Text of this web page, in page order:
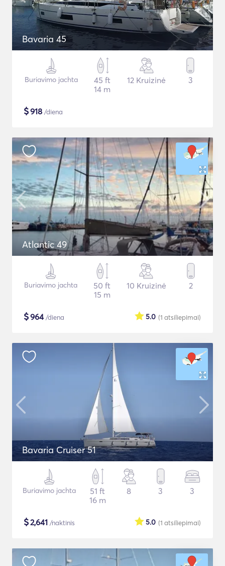
Bavaria 45
Buriavimo jachta
45 ft
14 m
12 Kruizinė 3
$918 /diena
Atlantic 49
Buriavimo jachta
50 ft
15 m
10 Kruizinė 2
$964/diena (1 atsiliepimai)
5.0
Bavaria Cruiser 51
Buriavimo jachta
51 ft
16 m
8 3 3
$2,641 /naktinis (1 atsiliepimai)
5.0